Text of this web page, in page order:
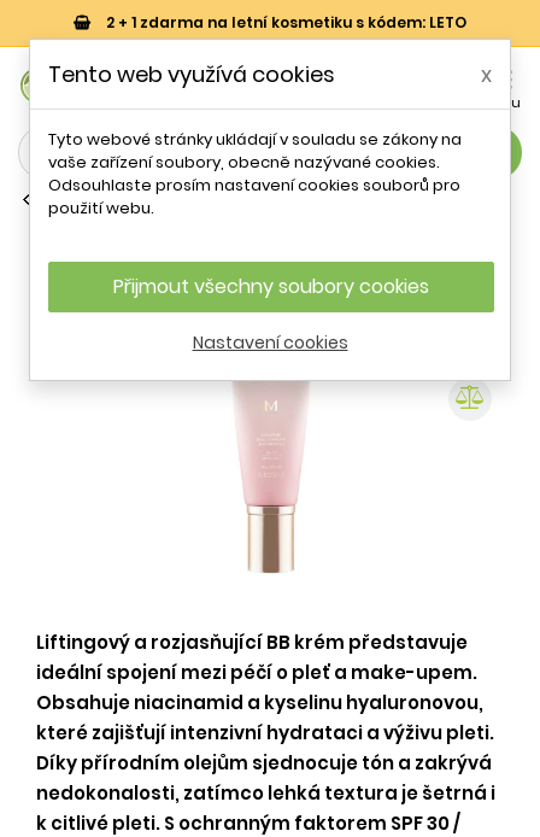
2 + 1 zdarma na letní kosmetiku s kódem: LETO

Menu
search
BB a CC krémy
30 Signature Real Complete (B.B
Cream Ex) Missha / Odstín: 23 - 45 g
Liftingový a rozjasňující BB krém představuje
ideální spojení mezi péčí o pleť a make-upem.
Obsahuje niacinamid a kyselinu hyaluronovou,
které zajišťují intenzivní hydrataci a výživu pleti.
Díky přírodním olejům sjednocuje tón a zakrývá
nedokonalosti, zatímco lehká textura je šetrná i
k citlivé pleti. S ochranným faktorem SPF 30 /
Tento web využívá cookies x
Tyto webové stránky ukládají v souladu se zákony na
vaše zařízení soubory, obecně nazývané cookies.
Odsouhlaste prosím nastavení cookies souborů pro
použití webu.
Přijmout všechny soubory cookies
Nastavení cookies